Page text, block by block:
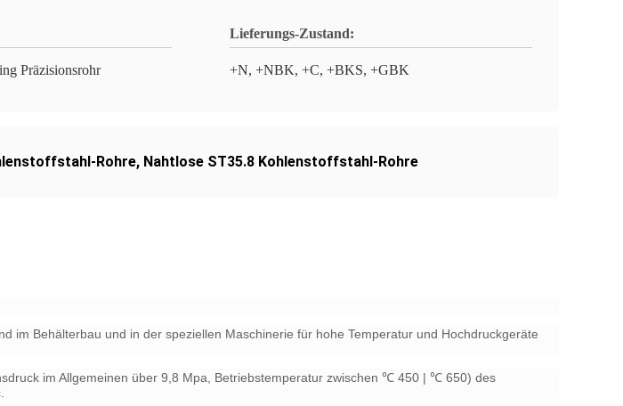
Präzisionsrohr
Lieferungs-Zustand:
+N, +NBK, +C, +BKS, +GBK
Rohre, Nahtlose ST35.8 Kohlenstoffstahl-Rohre
im Behälterbau und in der speziellen Maschinerie für hohe Temperatur und Hochdruckgeräte
im Allgemeinen über 9,8 Mpa, Betriebstemperatur zwischen ℃ 450 | ℃ 650) des